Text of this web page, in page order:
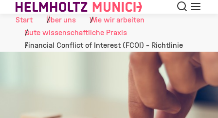
Skip to Content Suche
Start
Über uns
Wie wir arbeiten
Gute wissenschaftliche Praxis
Financial Conflict of Interest (FCOI) - Richtlinie